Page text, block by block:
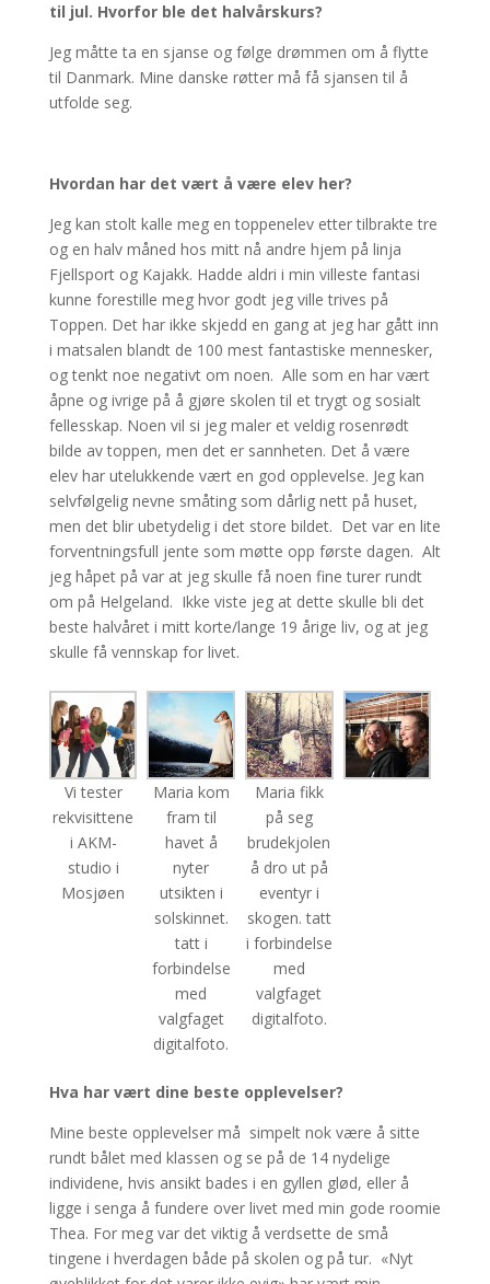
til jul. Hvorfor ble det halvårskurs?
Jeg måtte ta en sjanse og følge drømmen om å flytte
til Danmark. Mine danske røtter må få sjansen til å
utfolde seg.
Hvordan har det vært å være elev her?
Jeg kan stolt kalle meg en toppenelev etter tilbrakte tre
og en halv måned hos mitt nå andre hjem på linja
Fjellsport og Kajakk. Hadde aldri i min villeste fantasi
kunne forestille meg hvor godt jeg ville trives på
Toppen. Det har ikke skjedd en gang at jeg har gått inn
i matsalen blandt de 100 mest fantastiske mennesker,
og tenkt noe negativt om noen. Alle som en har vært
åpne og ivrige på å gjøre skolen til et trygt og sosialt
fellesskap. Noen vil si jeg maler et veldig rosenrødt
bilde av toppen, men det er sannheten. Det å være
elev har utelukkende vært en god opplevelse. Jeg kan
selvfølgelig nevne småting som dårlig nett på huset,
men det blir ubetydelig i det store bildet. Det var en lite
forventningsfull jente som møtte opp første dagen. Alt
jeg håpet på var at jeg skulle få noen fine turer rundt
om på Helgeland. Ikke viste jeg at dette skulle bli det
beste halvåret i mitt korte/lange 19 årige liv, og at jeg
skulle få vennskap for livet.
Vi tester
rekvisittene
i AKM-
studio i
Mosjøen
Maria kom
fram til
havet å
nyter
utsikten i
solskinnet.
tatt i
forbindelse
med
valgfaget
digitalfoto.
Maria fikk
på seg
brudekjolen
å dro ut på
eventyr i
skogen. tatt
i forbindelse
med
valgfaget
digitalfoto.
Hva har vært dine beste opplevelser?
Mine beste opplevelser må simpelt nok være å sitte
rundt bålet med klassen og se på de 14 nydelige
individene, hvis ansikt bades i en gyllen glød, eller å
ligge i senga å fundere over livet med min gode roomie
Thea. For meg var det viktig å verdsette de små
tingene i hverdagen både på skolen og på tur. «Nyt